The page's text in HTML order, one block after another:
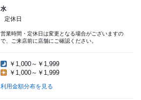
水
定休日
営業時間・定休日は変更となる場合がございますの
で、ご来店前に店舗にご確認ください。
￥1,000～￥1,999
￥1,000～￥1,999
利用金額分布を見る